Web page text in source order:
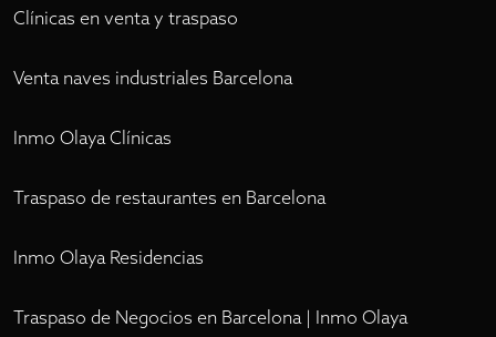
Clínicas en venta y traspaso
Venta naves industriales Barcelona
Inmo Olaya Clínicas
Traspaso de restaurantes en Barcelona
Inmo Olaya Residencias
Traspaso de Negocios en Barcelona | Inmo Olaya